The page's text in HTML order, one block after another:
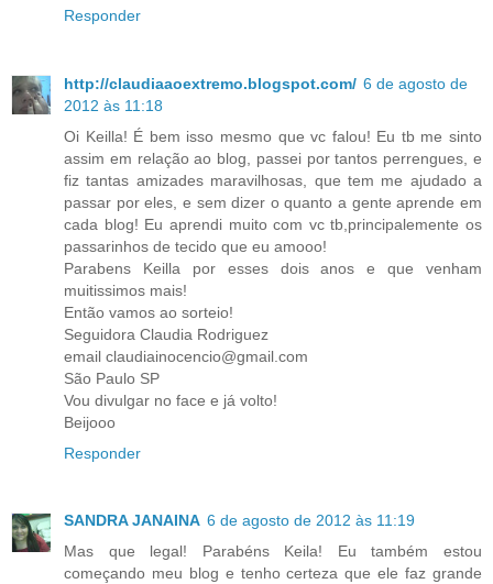
Responder
http://claudiaaoextremo.blogspot.com/ 6 de agosto de
2012 às 11:18
Oi Keilla! É bem isso mesmo que vc falou! Eu tb me sinto
assim em relação ao blog, passei por tantos perrengues, e
fiz tantas amizades maravilhosas, que tem me ajudado a
passar por eles, e sem dizer o quanto a gente aprende em
cada blog! Eu aprendi muito com vc tb,principalemente os
passarinhos de tecido que eu amooo!
Parabens Keilla por esses dois anos e que venham
muitissimos mais!
Então vamos ao sorteio!
Seguidora Claudia Rodriguez
email claudiainocencio@gmail.com
São Paulo SP
Vou divulgar no face e já volto!
Beijooo
Responder
SANDRA JANAINA 6 de agosto de 2012 às 11:19
Mas que legal! Parabéns Keila! Eu também estou
começando meu blog e tenho certeza que ele faz grande